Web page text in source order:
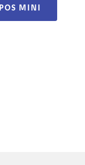
MINI